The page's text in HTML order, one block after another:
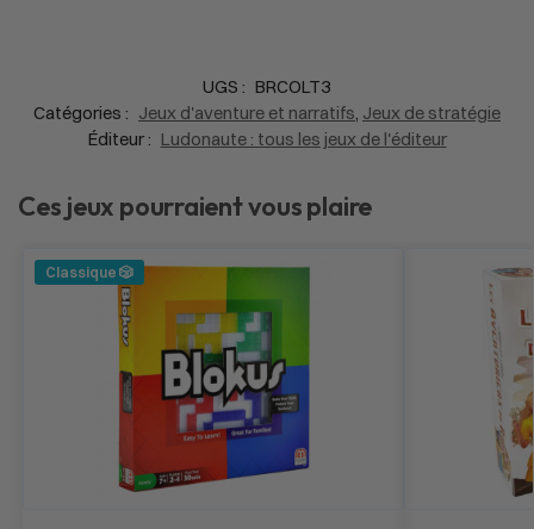
UGS : BRCOLT3
Catégories : Jeux d'aventure et narratifs, Jeux de stratégie
Éditeur : Ludonaute : tous les jeux de l'éditeur
Ces jeux pourraient vous plaire
Classique 🎲